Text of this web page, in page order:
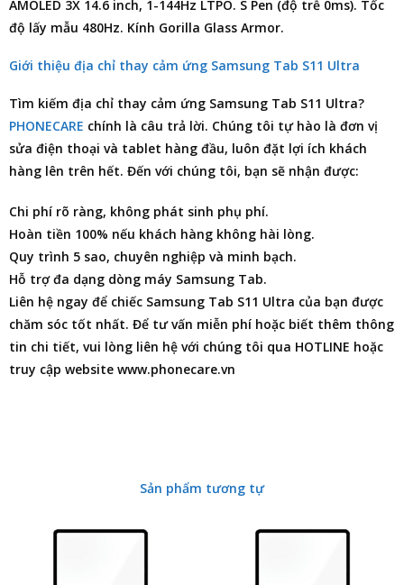
AMOLED 3X 14.6 inch, 1-144Hz LTPO. S Pen (độ trễ 0ms). Tốc
độ lấy mẫu 480Hz. Kính Gorilla Glass Armor.
Giới thiệu địa chỉ thay cảm ứng Samsung Tab S11 Ultra
Tìm kiếm địa chỉ thay cảm ứng Samsung Tab S11 Ultra?
PHONECARE chính là câu trả lời. Chúng tôi tự hào là đơn vị
sửa điện thoại và tablet hàng đầu, luôn đặt lợi ích khách
hàng lên trên hết. Đến với chúng tôi, bạn sẽ nhận được:
Chi phí rõ ràng, không phát sinh phụ phí.
Hoàn tiền 100% nếu khách hàng không hài lòng.
Quy trình 5 sao, chuyên nghiệp và minh bạch.
Hỗ trợ đa dạng dòng máy Samsung Tab.
Liên hệ ngay để chiếc Samsung Tab S11 Ultra của bạn được
chăm sóc tốt nhất. Để tư vấn miễn phí hoặc biết thêm thông
tin chi tiết, vui lòng liên hệ với chúng tôi qua HOTLINE hoặc
truy cập website www.phonecare.vn
Sản phẩm tương tự